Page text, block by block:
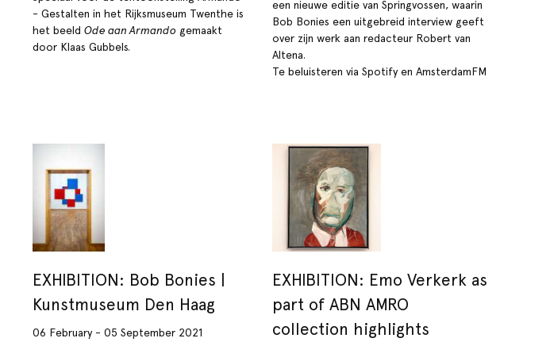
- Gestalten in het Rijksmuseum Twenthe is
het beeld Ode aan Armando gemaakt
door Klaas Gubbels.
een nieuwe editie van Springvossen, waarin
Bob Bonies een uitgebreid interview geeft
over zijn werk aan redacteur Robert van
Altena.
Te beluisteren via Spotify en AmsterdamFM
EXHIBITION: Bob Bonies |
Kunstmuseum Den Haag
06 February - 05 September 2021
EXHIBITION: Emo Verkerk as
part of ABN AMRO
collection highlights